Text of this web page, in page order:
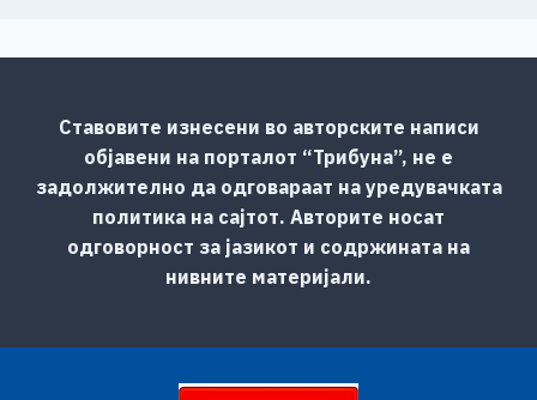
Ставовите изнесени во авторските написи
објавени на порталот “Трибуна”, не е
задолжително да одговараат на уредувачката
политика на сајтот. Авторите носат
одговорност за јазикот и содржината на
нивните материјали.